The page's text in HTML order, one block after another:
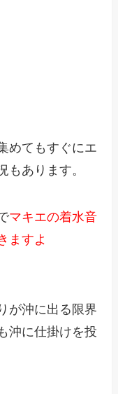
めてもすぐにエ
もあります。
マキエの着水音
ますよ
が沖に出る限界
沖に仕掛けを投